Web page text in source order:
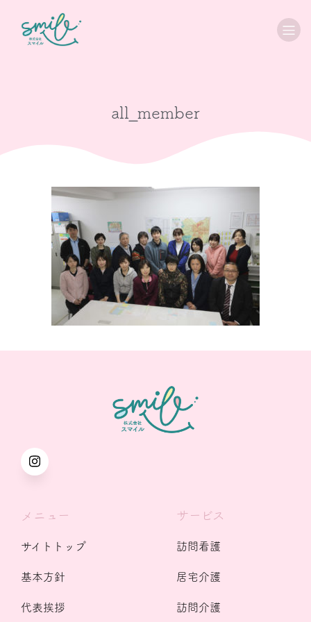
all_member
メニュー
サイトトップ
基本方針
代表挨拶
サービス
訪問看護
居宅介護
訪問介護